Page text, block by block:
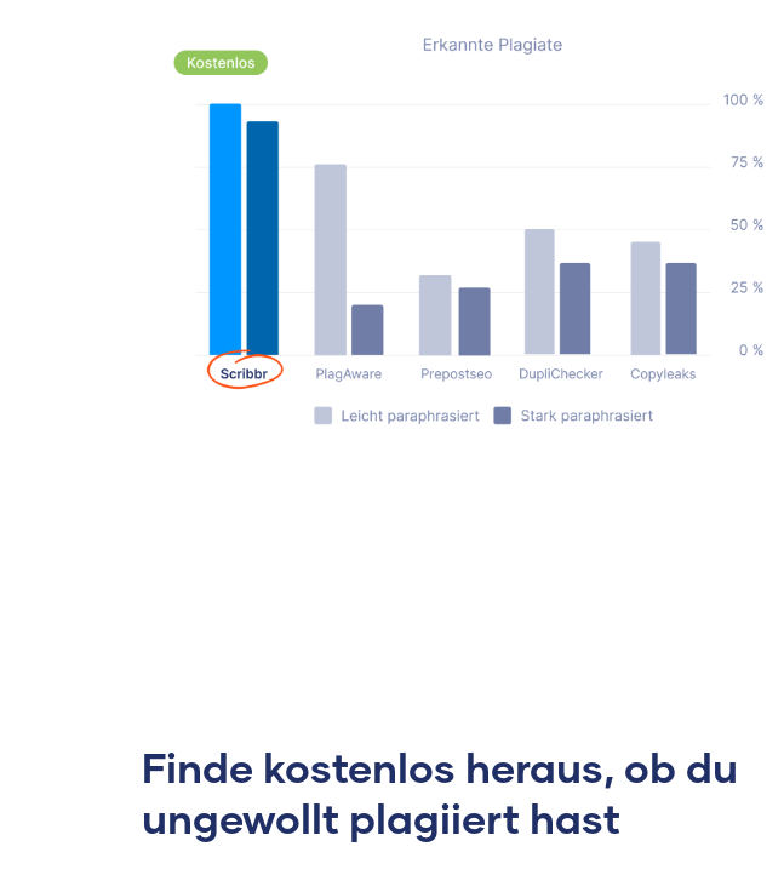
Finde kostenlos heraus, ob du
ungewollt plagiiert hast